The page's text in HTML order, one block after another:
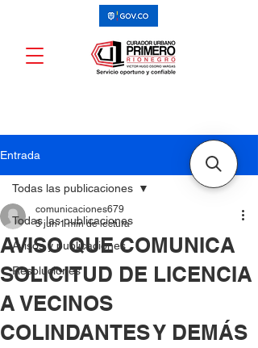
Entrada
Todas las publicaciones
Avisos y publicaciones
Resoluciones
Todas las publicaciones
AVISO QUE COMUNICA
SOLICITUD DE LICENCIA
A VECINOS
COLINDANTES Y DEMÁS
comunicaciones679
5 jun 1 min de lectura